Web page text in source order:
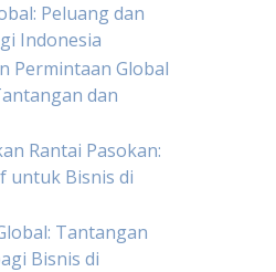
Peluang dan
Indonesia
Permintaan Global
dan
Rantai Pasokan:
untuk Bisnis di
Tantangan
Bisnis di